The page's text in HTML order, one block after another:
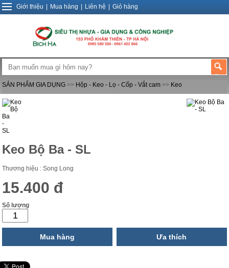
Giới thiệu Mua hàng Liên hệ Giỏ hàng
SẢN PHẨM GIA DỤNG >> Hộp - Keo - Lọ - Cốp - Vắt cam >> Keo
Keo Bộ Ba - SL
Thương hiệu : Song Long
15.400 đ
Số lượng
Mua hàng Ưa thích